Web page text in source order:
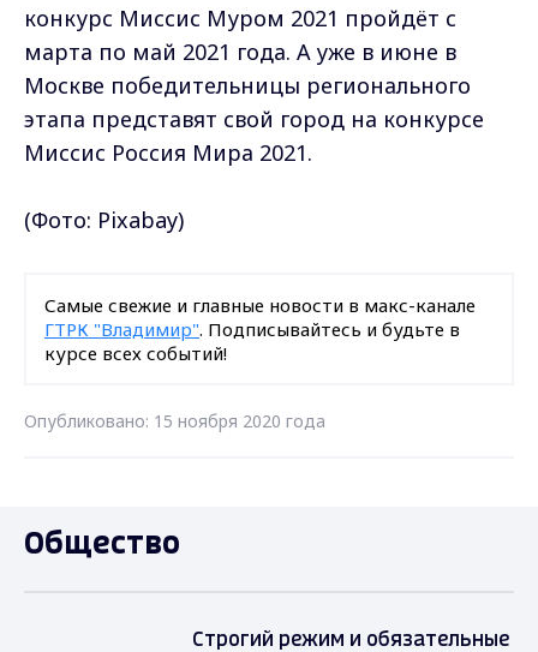
конкурс Миссис Муром 2021 пройдёт с
марта по май 2021 года. А уже в июне в
Москве победительницы регионального
этапа представят свой город на конкурсе
Миссис Россия Мира 2021.
(Фото: Pixabay)
Самые свежие и главные новости в макс-канале
ГТРК "Владимир". Подписывайтесь и будьте в
курсе всех событий!
Опубликовано: 15 ноября 2020 года
Общество
Строгий режим и обязательные